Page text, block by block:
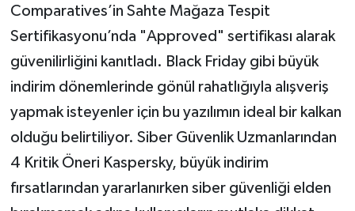
Comparatives’in Sahte Mağaza Tespit
Sertifikasyonu’nda "Approved" sertifikası alarak
güvenilirliğini kanıtladı. Black Friday gibi büyük
indirim dönemlerinde gönül rahatlığıyla alışveriş
yapmak isteyenler için bu yazılımın ideal bir kalkan
olduğu belirtiliyor. Siber Güvenlik Uzmanlarından
4 Kritik Öneri Kaspersky, büyük indirim
fırsatlarından yararlanırken siber güvenliği elden